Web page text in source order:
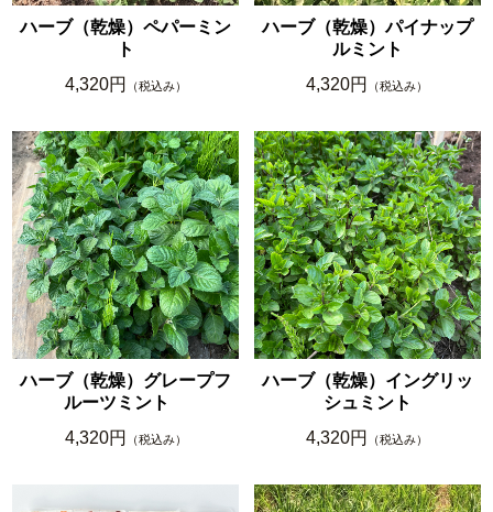
ハーブ（乾燥）ペパーミン
ト
4,320円
（税込み）
ハーブ（乾燥）パイナップ
ルミント
4,320円
（税込み）
ハーブ（乾燥）グレープフ
ルーツミント
4,320円
（税込み）
ハーブ（乾燥）イングリッ
シュミント
4,320円
（税込み）